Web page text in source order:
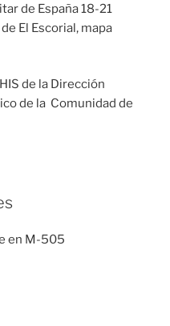
de España 18-21
El Escorial, mapa
de la Dirección
de la Comunidad de
en M-505